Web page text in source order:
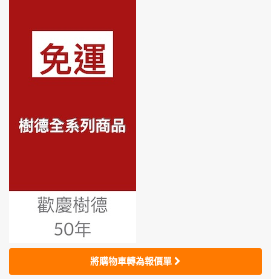
將購物車轉為報價單